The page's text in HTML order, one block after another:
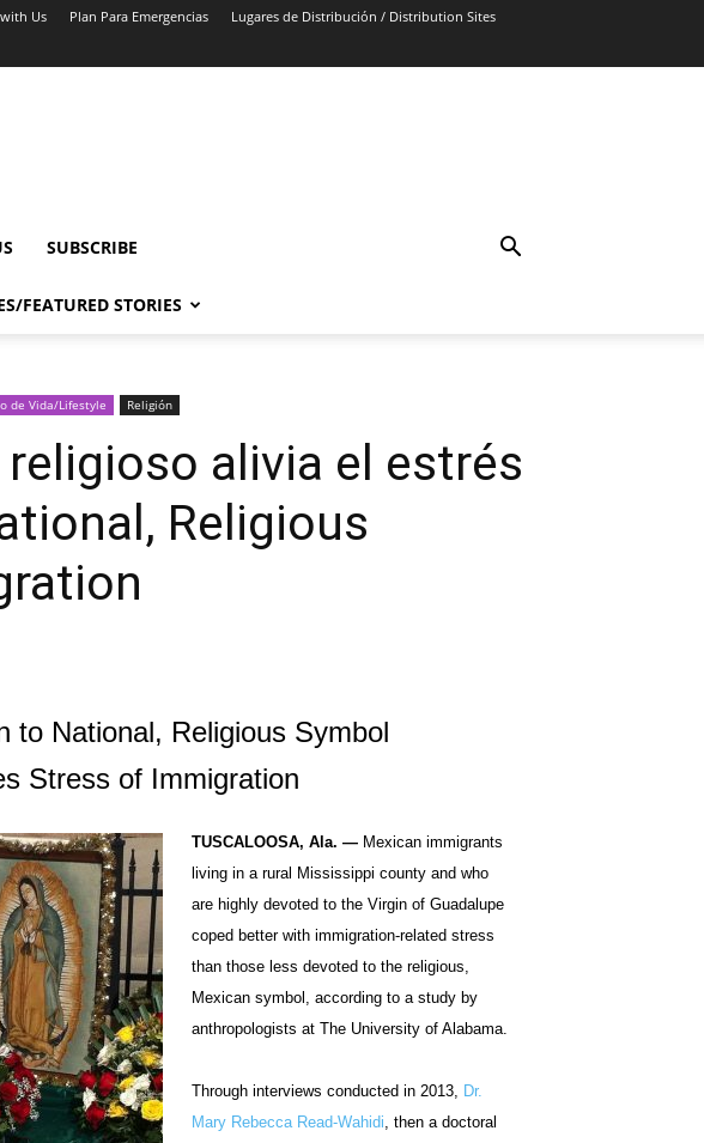
Us Plan Para Emergencias Lugares de Distribución / Distribution Sites
SUBSCRIBE
FEATURED STORIES
de Vida/Lifestyle Religión
alivia el estrés
Religious
to National, Religious Symbol
Stress of Immigration
TUSCALOOSA, Ala. — Mexican immigrants
living in a rural Mississippi county and who
are highly devoted to the Virgin of Guadalupe
coped better with immigration-related stress
than those less devoted to the religious,
Mexican symbol, according to a study by
anthropologists at The University of Alabama.
Through interviews conducted in 2013, Dr.
Mary Rebecca Read-Wahidi, then a doctoral